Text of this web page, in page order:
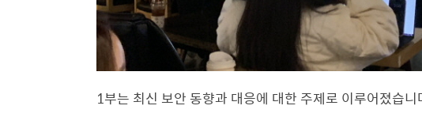
1부는 최신 보안 동향과 대응에 대한 주제로 이루어졌습니